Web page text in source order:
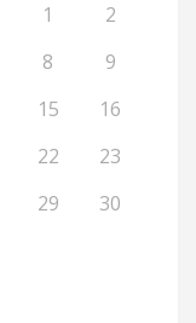
1
2
8
9
15
16
22
23
29
30